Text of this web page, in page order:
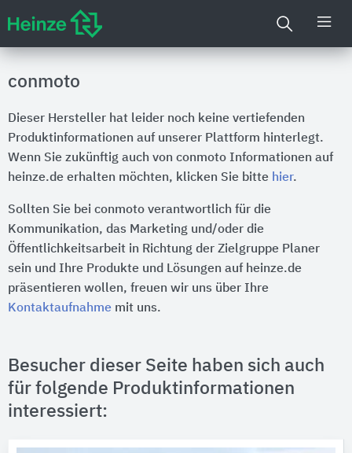
conmoto
Dieser Hersteller hat leider noch keine vertiefenden
Produktinformationen auf unserer Plattform hinterlegt.
Wenn Sie zukünftig auch von conmoto Informationen auf
heinze.de erhalten möchten, klicken Sie bitte hier.
Sollten Sie bei conmoto verantwortlich für die
Kommunikation, das Marketing und/oder die
Öffentlichkeitsarbeit in Richtung der Zielgruppe Planer
sein und Ihre Produkte und Lösungen auf heinze.de
präsentieren wollen, freuen wir uns über Ihre
Kontaktaufnahme mit uns.
Besucher dieser Seite haben sich auch
für folgende Produktinformationen
interessiert: